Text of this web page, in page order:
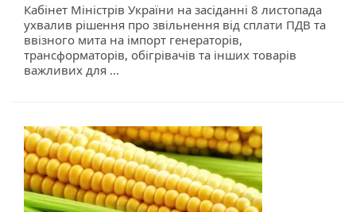
Кабінет Міністрів України на засіданні 8 листопада
ухвалив рішення про звільнення від сплати ПДВ та
ввізного мита на імпорт генераторів,
трансформаторів, обігрівачів та інших товарів
важливих для ...